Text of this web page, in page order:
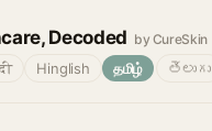
Decoded by CureSkin
Hinglish தமிழ் తెలుగు